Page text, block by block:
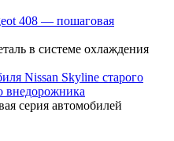
408 — пошаговая
в системе охлаждения
Nissan Skyline старого
внедорожника
серия автомобилей